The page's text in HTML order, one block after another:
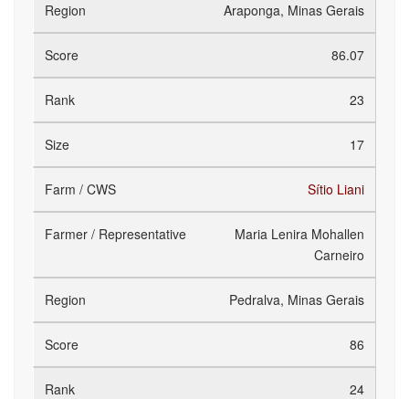
Araponga, Minas Gerais
86.07
23
17
Sítio Liani
Maria Lenira Mohallen
Carneiro
Pedralva, Minas Gerais
86
24